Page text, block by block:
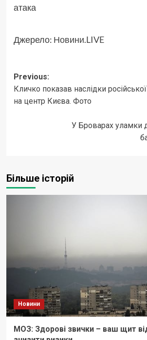
атака
Джерело: Новини.LIVE
Post
navigation
Previous:
Кличко показав наслідки
на центр Києва. Фото
У Броварах уламки
Більше історій
Новини
МОЗ: Здорові звички – ваш щит